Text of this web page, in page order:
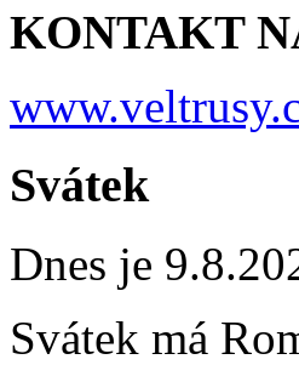
KONTAKT
Svátek
Dnes je
Svátek má